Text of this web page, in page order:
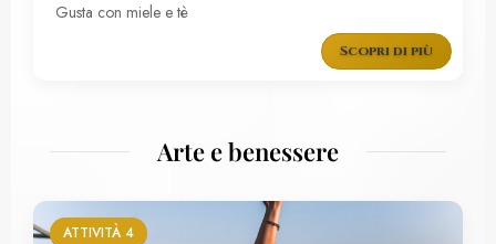
Gusta con miele e tè
Scopri di più
Arte e benessere
ATTIVITÀ 4